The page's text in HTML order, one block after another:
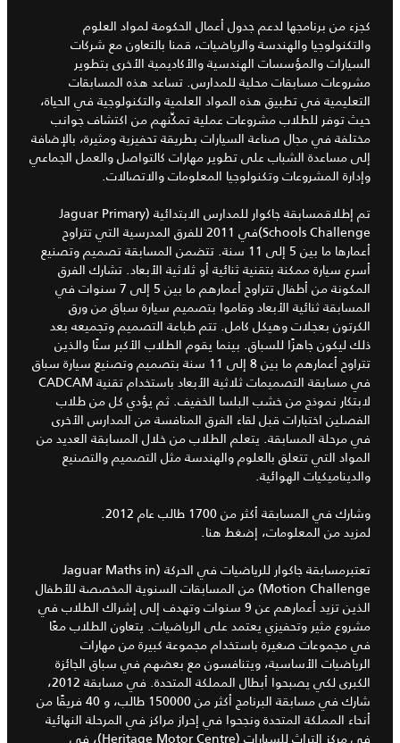
كجزء من برنامجها لدعم جدول أعمال الحكومة لمواد العلوم
والتكنولوجيا والهندسة والرياضيات، قمنا بالتعاون مع شركات
السيارات والمؤسسات الهندسية والأكاديمية الأخرى بتطوير
مشروعات مسابقات محلية للمدارس. تساعد هذه المسابقات
التعليمية في تطبيق هذه المواد العلمية والتكنولوجية في الحياة،
حيث توفر للطلاب مشروعات عملية تمكِّنهم من اكتشاف جوانب
مختلفة في مجال صناعة السيارات بطريقة تحفيزية ومثيرة، بالإضافة
إلى مساعدة الشباب على تطوير مهارات كالتواصل والعمل الجماعي
وإدارة المشروعات وتكنولوجيا المعلومات والاتصالات.
تم إطلاقمسابقة جاكوار للمدارس الابتدائية (Jaguar Primary
Schools Challenge)في 2011 للفرق المدرسية التي تتراوح
أعمارها ما بين 5 إلى 11 سنة. تتضمن المسابقة تصميم وتصنيع
أسرع سيارة ممكنة بتقنية ثنائية أو ثلاثية الأبعاد. تشارك الفرق
المكونة من أطفال تتراوح أعمارهم ما بين 5 إلى 7 سنوات في
المسابقة ثنائية الأبعاد وقاموا بتصميم سيارة سباق من ورق
الكرتون بعجلات وهيكل كامل. تتم طباعة التصميم وتجميعه بعد
ذلك ليكون جاهزًا للسباق. بينما يقوم الطلاب الأكبر سنًا والذين
تتراوح أعمارهم ما بين 8 إلى 11 سنة بتصميم وتصنيع سيارة سباق
في مسابقة التصميمات ثلاثية الأبعاد باستخدام تقنية CADCAM
لابتكار نموذج من خشب البلسا الخفيف. ثم يؤدي كل من طلاب
الفصلين اختبارات قبل لقاء الفرق المنافسة من المدارس الأخرى
في مرحلة المسابقة. يتعلم الطلاب من خلال المسابقة العديد من
المواد التي تتعلق بالعلوم والهندسة مثل التصميم والتصنيع
والديناميكيات الهوائية.
وشارك في المسابقة أكثر من 1700 طالب عام 2012.
لمزيد من المعلومات، إضغط هنا.
تعتبرمسابقة جاكوار للرياضيات في الحركة (Jaguar Maths in
Motion Challenge) من المسابقات السنوية المخصصة للأطفال
الذين تزيد أعمارهم عن 9 سنوات وتهدف إلى إشراك الطلاب في
مشروع مثير وتحفيزي يعتمد على الرياضيات. يتعاون الطلاب معًا
في مجموعات صغيرة باستخدام مجموعة كبيرة من مهارات
الرياضيات الأساسية، ويتنافسون مع بعضهم في سباق الجائزة
الكبرى لكي يصبحوا أبطال المملكة المتحدة. في مسابقة 2012،
شارك في مسابقة البرنامج أكثر من 150000 طالب، و 40 فريقًا من
أنحاء المملكة المتحدة ونجحوا في إحراز مراكز في المرحلة النهائية
في مركز التراث للسيارات (Heritage Motor Centre)، في